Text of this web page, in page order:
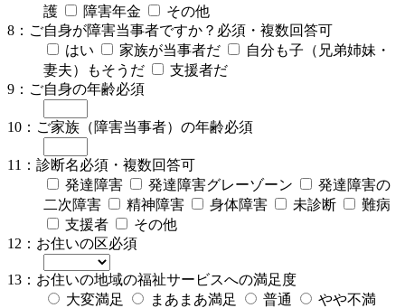
護
障害年金
その他
8：ご自身が障害当事者ですか？ 必須・複数回答可
はい
家族が当事者だ
自分も子（兄弟姉妹・
妻夫）もそうだ
支援者だ
9：ご自身の年齢必須
10：ご家族（障害当事者）の年齢必須
11：診断名必須・複数回答可
発達障害
発達障害グレーゾーン
発達障害の
二次障害
精神障害 身体障害 未診断
難病
支援者
その他
12：お住いの区必須
13：お住いの地域の福祉サービスへの満足度
大変満足
まあまあ満足 普通
やや不満